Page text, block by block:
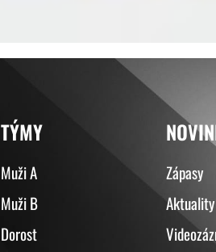
TÝMY
Muži A
Muži B
Dorost
Zápasy
Aktuality